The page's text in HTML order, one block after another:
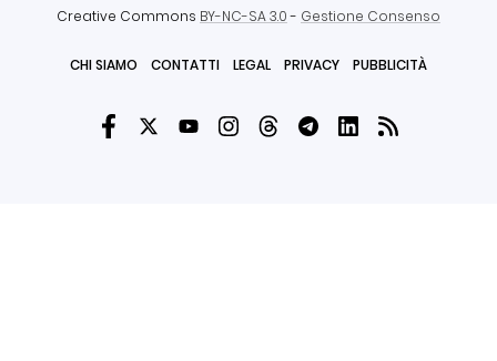
Creative Commons BY-NC-SA 3.0- Gestione Consenso
CHI SIAMO CONTATTI LEGAL PRIVACY PUBBLICITÀ